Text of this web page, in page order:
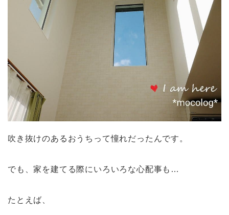
吹き抜けのあるおうちって憧れだったんです。
でも、家を建てる際にいろいろな心配事も…
たとえば、